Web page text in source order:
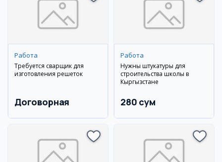
Работа
Требуется сварщик для
изготовления решеток
Договорная
Работа
Нужны штукатуры для
строительства школы в
Кыргызстане
280 сум